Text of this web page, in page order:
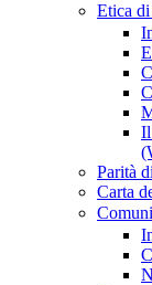
Etica
Il
Parità
Carta